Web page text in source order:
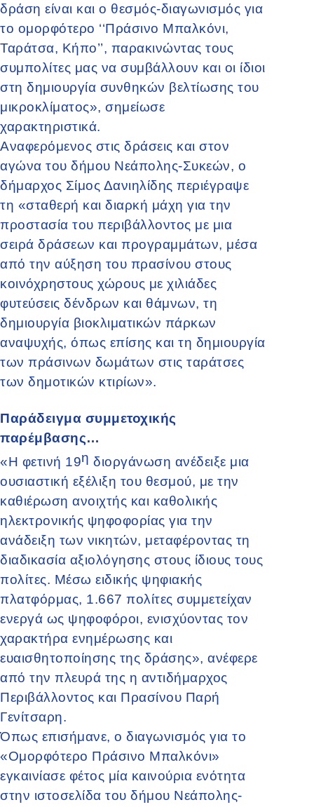
δράση είναι και ο θεσμός-διαγωνισμός για
το ομορφότερο ‘‘Πράσινο Μπαλκόνι,
Ταράτσα, Κήπο’’, παρακινώντας τους
συμπολίτες μας να συμβάλλουν και οι ίδιοι
στη δημιουργία συνθηκών βελτίωσης του
μικροκλίματος», σημείωσε
χαρακτηριστικά.
Αναφερόμενος στις δράσεις και στον
αγώνα του δήμου Νεάπολης-Συκεών, ο
δήμαρχος Σίμος Δανιηλίδης περιέγραψε
τη «σταθερή και διαρκή μάχη για την
προστασία του περιβάλλοντος με μια
σειρά δράσεων και προγραμμάτων, μέσα
από την αύξηση του πρασίνου στους
κοινόχρηστους χώρους με χιλιάδες
φυτεύσεις δένδρων και θάμνων, τη
δημιουργία βιοκλιματικών πάρκων
αναψυχής, όπως επίσης και τη δημιουργία
των πράσινων δωμάτων στις ταράτσες
των δημοτικών κτιρίων».
Παράδειγμα συμμετοχικής
παρέμβασης…
«Η φετινή 19η διοργάνωση ανέδειξε μια
ουσιαστική εξέλιξη του θεσμού, με την
καθιέρωση ανοιχτής και καθολικής
ηλεκτρονικής ψηφοφορίας για την
ανάδειξη των νικητών, μεταφέροντας τη
διαδικασία αξιολόγησης στους ίδιους τους
πολίτες. Μέσω ειδικής ψηφιακής
πλατφόρμας, 1.667 πολίτες συμμετείχαν
ενεργά ως ψηφοφόροι, ενισχύοντας τον
χαρακτήρα ενημέρωσης και
ευαισθητοποίησης της δράσης», ανέφερε
από την πλευρά της η αντιδήμαρχος
Περιβάλλοντος και Πρασίνου Παρή
Γενίτσαρη.
Όπως επισήμανε, ο διαγωνισμός για το
«Ομορφότερο Πράσινο Μπαλκόνι»
εγκαινίασε φέτος μία καινούρια ενότητα
στην ιστοσελίδα του δήμου Νεάπολης-